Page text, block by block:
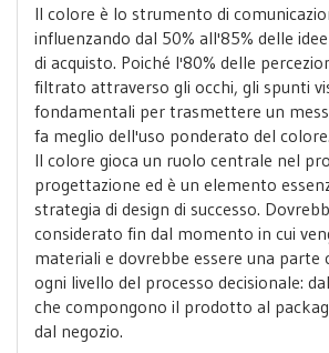
Il colore è lo strumento di
influenzando dal 50% all'85% delle
di acquisto. Poiché l'80% delle
filtrato attraverso gli occhi, gli spunti
fondamentali per trasmettere un
fa meglio dell'uso ponderato del colore.
Il colore gioca un ruolo centrale nel
progettazione ed è un elemento
strategia di design di successo.
considerato fin dal momento in cui
materiali e dovrebbe essere una parte
ogni livello del processo decisionale:
che compongono il prodotto al
dal negozio.